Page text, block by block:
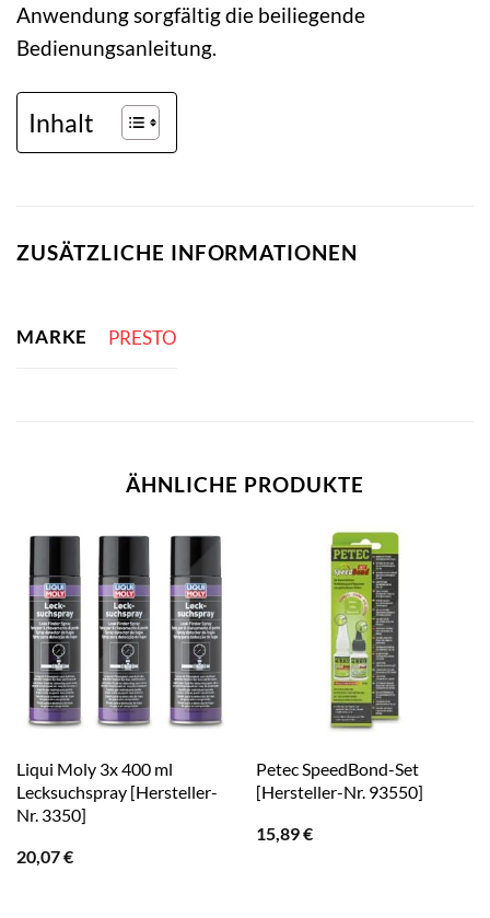
Anwendung sorgfältig die beiliegende
Bedienungsanleitung.
Inhalt
ZUSÄTZLICHE INFORMATIONEN
MARKE PRESTO
ÄHNLICHE PRODUKTE
Liqui Moly 3x 400 ml
Lecksuchspray [Hersteller-
Nr. 3350]
20,07€
Petec SpeedBond-Set
[Hersteller-Nr. 93550]
15,89€